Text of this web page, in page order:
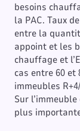
besoins
la PAC. Taux
entre la
appoint et les
chauffage et
cas entre 60 et
immeubles
Sur
plus